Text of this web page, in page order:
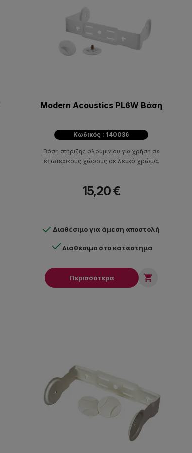
Modern Acoustics PL6W Βάση
Κωδικός : 140036
Βάση στήριξης αλουμινίου για χρήση σε
εξωτερικούς χώρους σε λευκό χρώμα.
15,20 €
Διαθέσιμο για άμεση αποστολή
Διαθέσιμο στο κατάστημα
Περισσότερα 